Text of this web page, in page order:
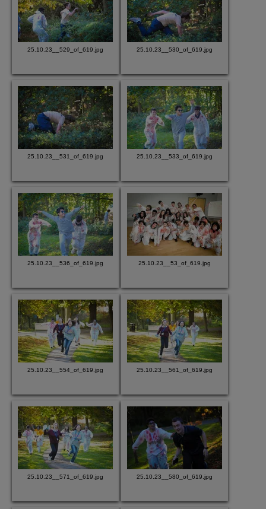
25.10.23__529_of_619.jpg 25.10.23__530_of_619.jpg
25.10.23__531_of_619.jpg 25.10.23__533_of_619.jpg
25.10.23__536_of_619.jpg 25.10.23__53_of_619.jpg
25.10.23__554_of_619.jpg 25.10.23__561_of_619.jpg
25.10.23__571_of_619.jpg 25.10.23__580_of_619.jpg